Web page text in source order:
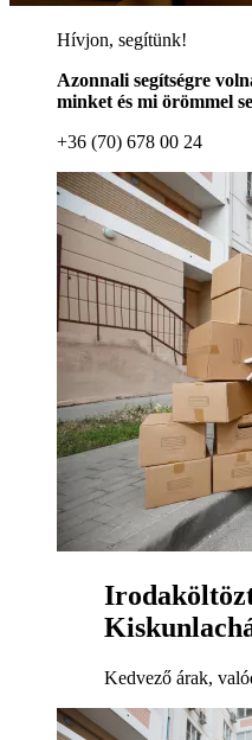
Hívjon, segítünk!
Azonnali segítségre
minket és mi örömmel
+36 (70) 678 00 24
Kedvező árak,